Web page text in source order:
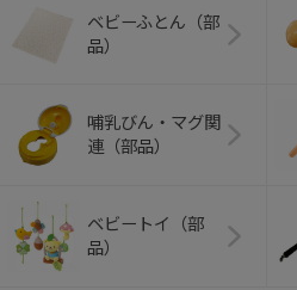
ベビーふとん（部
品）
哺乳びん・マグ関
連（部品）
ベビートイ（部
品）